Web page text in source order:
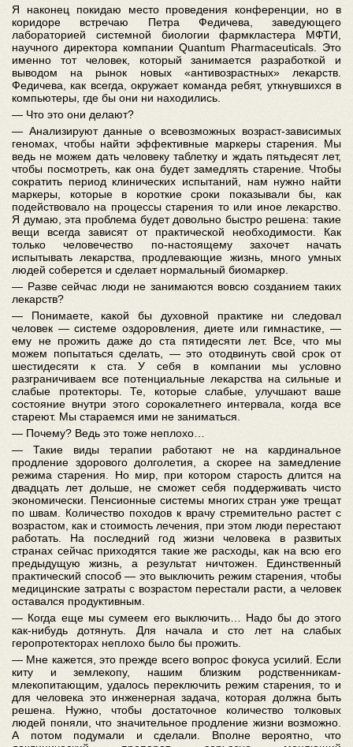
Я наконец покидаю место проведения конференции, но в
коридоре встречаю Петра Федичева, заведующего
лабораторией системной биологии фармкластера МФТИ,
научного директора компании Quantum Pharmaceuticals. Это
именно тот человек, который занимается разработкой и
выводом на рынок новых «антивозрастных» лекарств.
Федичева, как всегда, окружает команда ребят, уткнувшихся в
компьютеры, где бы они ни находились.
— Что это они делают?
— Анализируют данные о всевозможных возраст-зависимых
геномах, чтобы найти эффективные маркеры старения. Мы
ведь не можем дать человеку таблетку и ждать пятьдесят лет,
чтобы посмотреть, как она будет замедлять старение. Чтобы
сократить период клинических испытаний, нам нужно найти
маркеры, которые в короткие сроки показывали бы, как
подействовало на процессы старения то или иное лекарство.
Я думаю, эта проблема будет довольно быстро решена: такие
вещи всегда зависят от практической необходимости. Как
только человечество по-настоящему захочет начать
испытывать лекарства, продлевающие жизнь, много умных
людей соберется и сделает нормальный биомаркер.
— Разве сейчас люди не занимаются вовсю созданием таких
лекарств?
— Понимаете, какой бы духовной практике ни следовал
человек — системе оздоровления, диете или гимнастике, —
ему не прожить даже до ста пятидесяти лет. Все, что мы
можем попытаться сделать, — это отодвинуть свой срок от
шестидесяти к ста. У себя в компании мы условно
разграничиваем все потенциальные лекарства на сильные и
слабые протекторы. Те, которые слабые, улучшают ваше
состояние внутри этого сорокалетнего интервала, когда все
стареют. Мы стараемся ими не заниматься.
— Почему? Ведь это тоже неплохо…
— Такие виды терапии работают не на кардинальное
продление здорового долголетия, а скорее на замедление
режима старения. Но мир, при котором старость длится на
двадцать лет дольше, не сможет себя поддерживать чисто
экономически. Пенсионные системы многих стран уже трещат
по швам. Количество походов к врачу стремительно растет с
возрастом, как и стоимость лечения, при этом люди перестают
работать. На последний год жизни человека в развитых
странах сейчас приходятся такие же расходы, как на всю его
предыдущую жизнь, а результат ничтожен. Единственный
практический способ — это выключить режим старения, чтобы
медицинские затраты с возрастом перестали расти, а человек
оставался продуктивным.
— Когда еще мы сумеем его выключить… Надо бы до этого
как-нибудь дотянуть. Для начала и сто лет на слабых
геропротекторах неплохо было бы прожить.
— Мне кажется, это прежде всего вопрос фокуса усилий. Если
киту и землекопу, нашим близким родственникам-
млекопитающим, удалось переключить режим старения, то и
для человека это инженерная задача, которая должна быть
решена. Нужно, чтобы достаточное количество толковых
людей поняли, что значительное продление жизни возможно.
А потом подумали и сделали. Вполне вероятно, что